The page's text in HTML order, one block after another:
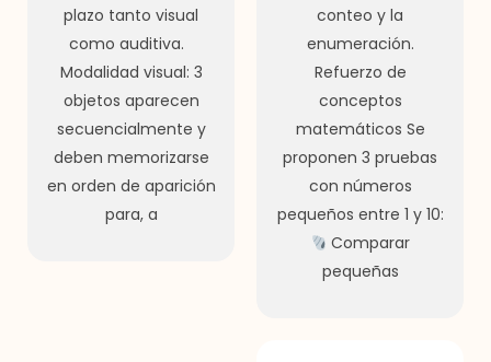
plazo tanto visual
como auditiva.
Modalidad visual: 3
objetos aparecen
secuencialmente y
deben memorizarse
en orden de aparición
para, a
conteo y la
enumeración.
Refuerzo de
conceptos
matemáticos Se
proponen 3 pruebas
con números
pequeños entre 1 y 10:
Comparar
pequeñas